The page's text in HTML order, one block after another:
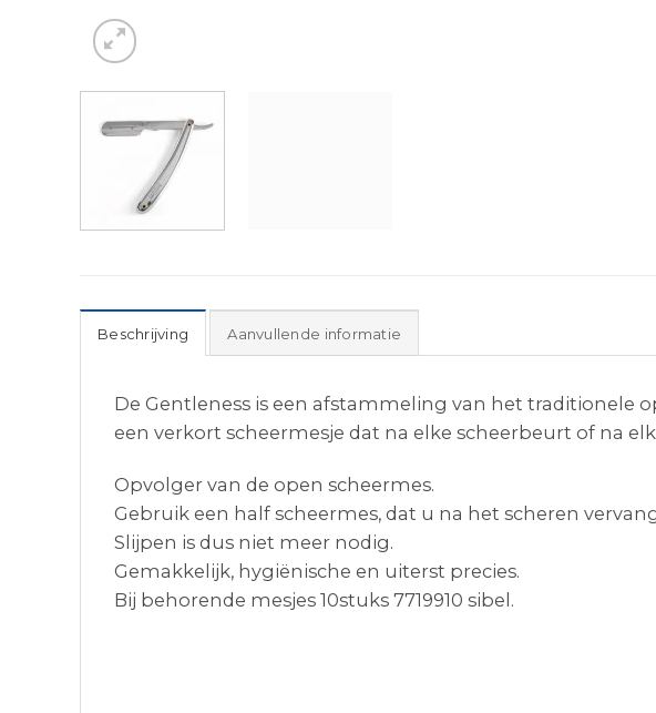
Beschrijving Aanvullende informatie
De Gentleness is een afstammeling van het traditionele
een verkort scheermesje dat na elke scheerbeurt of na
Opvolger van de open scheermes.
Gebruik een half scheermes, dat u na het scheren
Slijpen is dus niet meer nodig.
Gemakkelijk, hygiënische en uiterst precies.
Bij behorende mesjes 10stuks 7719910 sibel.